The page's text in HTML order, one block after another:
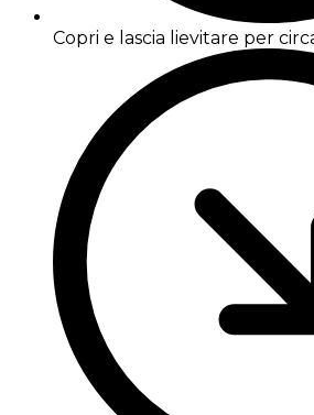
Copri e lascia lievitare per